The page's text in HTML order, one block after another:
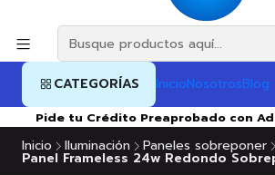
CATEGORÍAS InicioNosotrosBlog
Pide tu Crédito Preaprobado con
Inicio Iluminación Paneles sobreponer
Panel Frameless 24w Redondo